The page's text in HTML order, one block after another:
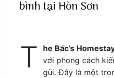
bình tại Hòn Sơn
T he Bấc’s
với phong cách
gũi. Đây là một